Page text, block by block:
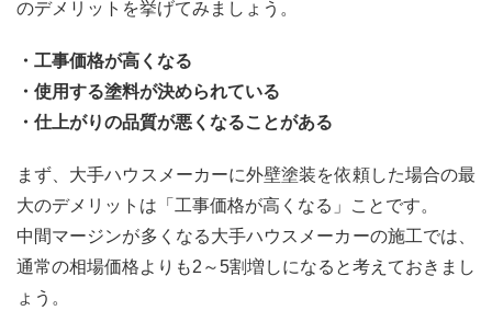
のデメリットを挙げてみましょう。
・工事価格が高くなる
・使用する塗料が決められている
・仕上がりの品質が悪くなることがある
まず、大手ハウスメーカーに外壁塗装を依頼した場合の最
大のデメリットは「工事価格が高くなる」ことです。
中間マージンが多くなる大手ハウスメーカーの施工では、
通常の相場価格よりも2～5割増しになると考えておきまし
ょう。